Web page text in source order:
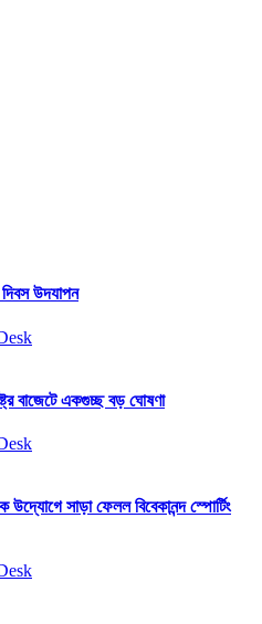
উদযাপন
বাজেটে একগুচ্ছ বড় ঘোষণা
সাড়া ফেলল বিবেকানন্দ স্পোর্টিং